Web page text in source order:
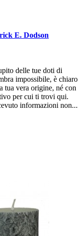
E. Dodson
delle tue doti di
impossibile, è chiaro
tua vera origine, né con
per cui ti trovi qui.
informazioni non...